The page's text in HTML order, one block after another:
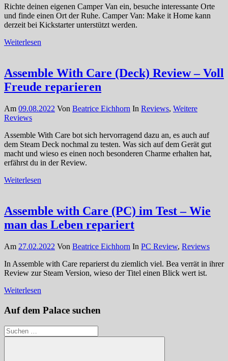
Richte deinen eigenen Camper Van ein, besuche interessante Orte
und finde einen Ort der Ruhe. Camper Van: Make it Home kann
derzeit bei Kickstarter unterstützt werden.
Weiterlesen
Assemble With Care (Deck) Review – Voll
Freude reparieren
Am 09.08.2022 Von Beatrice Eichhorn In Reviews, Weitere
Reviews
Assemble With Care bot sich hervorragend dazu an, es auch auf
dem Steam Deck nochmal zu testen. Was sich auf dem Gerät gut
macht und wieso es einen noch besonderen Charme erhalten hat,
erfährst du in der Review.
Weiterlesen
Assemble with Care (PC) im Test – Wie
man das Leben repariert
Am 27.02.2022 Von Beatrice Eichhorn In PC Review, Reviews
In Assemble with Care reparierst du ziemlich viel. Bea verrät in ihrer
Review zur Steam Version, wieso der Titel einen Blick wert ist.
Weiterlesen
Auf dem Palace suchen
Suchen
nach: